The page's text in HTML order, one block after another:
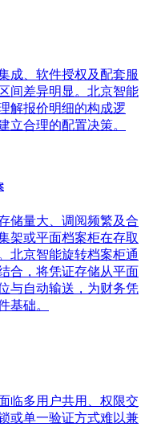
成、软件授权及配套服
间差异明显。北京智能
解报价明细的构成逻
立合理的配置决策。
储量大、调阅频繁及合
架或平面档案柜在存取
北京智能旋转档案柜通
合，将凭证存储从平面
与自动输送，为财务凭
基础。
临多用户共用、权限交
或单一验证方式难以兼